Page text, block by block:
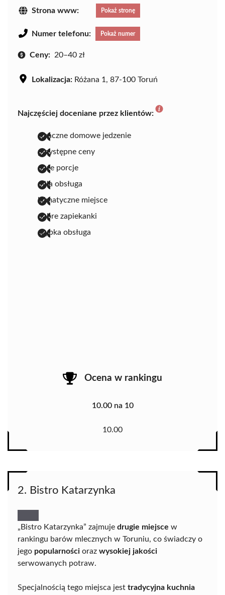
Strona www: Pokaż stronę
Numer telefonu: Pokaż numer
Ceny: 20–40 zł
Lokalizacja: Różana 1, 87-100 Toruń
Najczęściej doceniane przez klientów:
smaczne domowe jedzenie
przystępne ceny
duże porcje
miła obsługa
klimatyczne miejsce
dobre zapiekanki
szybka obsługa
Ocena w rankingu
10.00 na 10
10.00
2. Bistro Katarzynka
„Bistro Katarzynka” zajmuje drugie miejsce w
rankingu barów mlecznych w Toruniu, co świadczy o
jego popularności oraz wysokiej jakości
serwowanych potraw.
Specjalnością tego miejsca jest tradycyjna kuchnia